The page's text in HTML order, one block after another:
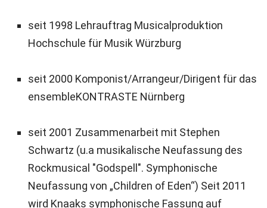
seit 1998 Lehrauftrag Musicalproduktion
Hochschule für Musik Würzburg
seit 2000 Komponist/Arrangeur/Dirigent für das
ensembleKONTRASTE Nürnberg
seit 2001 Zusammenarbeit mit Stephen
Schwartz (u.a musikalische Neufassung des
Rockmusical "Godspell". Symphonische
Neufassung von „Children of Eden“) Seit 2011
wird Knaaks symphonische Fassung auf